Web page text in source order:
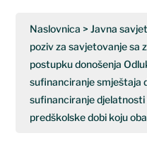
Naslovnica >Javna
poziv za savjetovanje sa
postupku donošenja
sufinanciranje smještaja
sufinanciranje djelatnosti
predškolske dobi koju